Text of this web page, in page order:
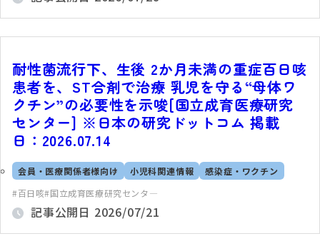
耐性菌流行下、生後 2か月未満の重症百日咳
患者を、ST合剤で治療 乳児を守る“母体ワ
クチン”の必要性を示唆[国立成育医療研究
センター] ※日本の研究ドットコム 掲載
日：2026.07.14
会員・医療関係者様向け 小児科関連情報
感染症・ワクチン
百日咳 国立成育医療研究センタ―
記事公開日 2026/07/21